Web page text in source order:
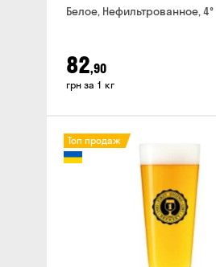
Белое, Нефильтрованное, 4°
82,90
грн за 1 кг
Топ продаж